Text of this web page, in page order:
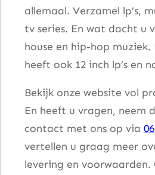
allemaal. Verzamel lp’s,
tv series. En wat dacht u
house en hip-hop muziek.
heeft ook 12 inch lp’s en
Bekijk onze website vol
En heeft u vragen, neem
contact met ons op via
vertellen u graag meer
levering en voorwaarden.